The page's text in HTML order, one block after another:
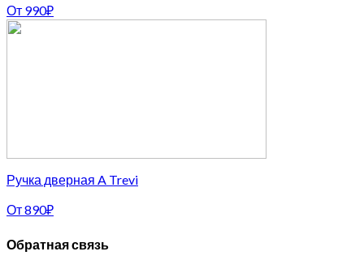
От 990₽
Ручка дверная A Trevi
От890₽
Обратная связь